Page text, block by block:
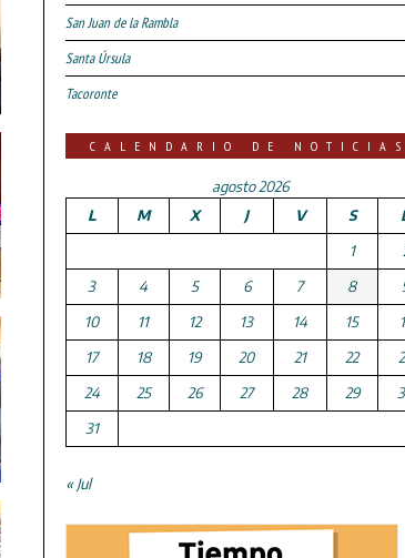
San Juan de la Rambla
Santa Úrsula
Tacoronte
CALENDARIO DE NOTICIAS
agosto 2026
L
M X J V S
1
3
4 5 6 7 8
10
11 12 13 14 15
17
18 19 20 21 22
24
25 26 27 28 29
31
« Jul